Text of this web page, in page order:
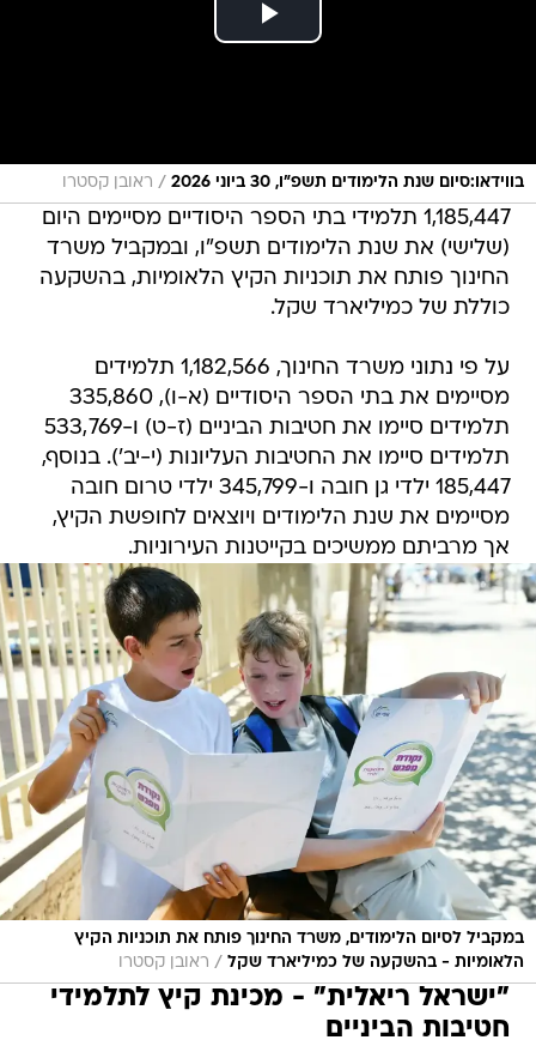
בווידאו:סיום שנת הלימודים תשפ"ו, 30 ביוני 2026 / ראובן קסטרו
1,185,447 תלמידי בתי הספר היסודיים מסיימים היום
(שלישי) את שנת הלימודים תשפ"ו, ובמקביל משרד
החינוך פותח את תוכניות הקיץ הלאומיות, בהשקעה
כוללת של כמיליארד שקל.
על פי נתוני משרד החינוך, 1,182,566 תלמידים
מסיימים את בתי הספר היסודיים (א-ו), 335,860
תלמידים סיימו את חטיבות הביניים (ז-ט) ו-533,769
תלמידים סיימו את החטיבות העליונות (י-יב'). בנוסף,
185,447 ילדי גן חובה ו-345,799 ילדי טרום חובה
מסיימים את שנת הלימודים ויוצאים לחופשת הקיץ,
אך מרביתם ממשיכים בקייטנות העירוניות.
במקביל לסיום הלימודים, משרד החינוך פותח את תוכניות הקיץ
הלאומיות - בהשקעה של כמיליארד שקל / ראובן קסטרו
"ישראל ריאלית" - מכינת קיץ לתלמידי
חטיבות הביניים